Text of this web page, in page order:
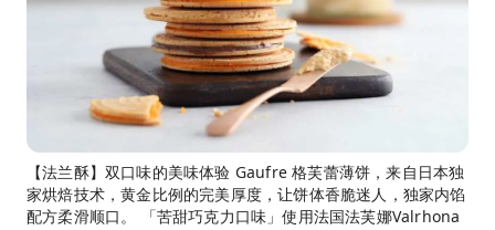
【法兰酥】双口味的美味体验 Gaufre 格芙蕾薄饼，来自日本独
家烘焙技术，黄金比例的完美厚度，让饼体香脆迷人，独家内馅
配方柔滑顺口。 「苦甜巧克力口味」使用法国法芙娜Valrhona